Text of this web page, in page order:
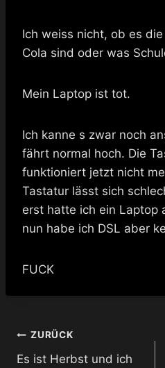
Ich weiss nicht, ob es
Cola sind oder was
Mein Laptop ist tot.
Ich kanne s zwar noch
fährt normal hoch. Die
funktioniert jetzt nicht
Tastatur lässt sich
erst hatte ich ein Laptop
nun habe ich DSL aber
FUCK
ZURÜCK
Es ist Herbst und ich